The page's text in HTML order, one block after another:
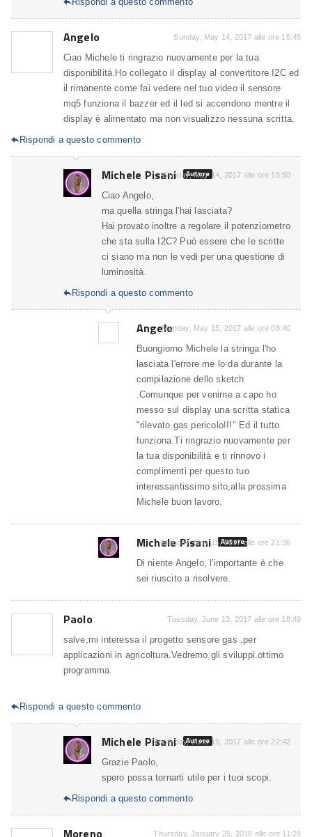
Angelo Sunday, May 14, 2017 alle ore 15:45
Ciao Michele ti ringrazio nuovamente per la tua
disponibilità.Ho collegato il display al convertitore I2C ed
il rimanente come fai vedere nel tuo video il sensore
mq5 funziona il bazzer ed il led si accendono mentre il
display è alimentato ma non visualizzo nessuna scritta.
Rispondi a questo commento
Michele Pisani Autore
Sunday, May 14, 2017 alle ore 15:50
Ciao Angelo,
ma quella stringa l'hai lasciata?
Hai provato inoltre a regolare il potenziometro
che sta sulla I2C? Può essere che le scritte
ci siano ma non le vedi per una questione di
luminosità.
Rispondi a questo commento
AngeloMonday, May 15, 2017 alle ore 08:40
Buongiorno Michele la stringa l'ho
lasciata l'errore me lo da durante la
compilazione dello sketch
.Comunque per venirne a capo ho
messo sul display una scritta statica
"rilevato gas pericolo!!!" Ed il tutto
funziona.Ti ringrazio nuovamente per
la tua disponibilità e ti rinnovo i
complimenti per questo tuo
interessantissimo sito,alla prossima
Michele buon lavoro.
Michele Pisani Autore
Monday, May 15, 2017 alle ore 21:36
Di niente Angelo, l'importante è che
sei riuscito a risolvere.
Paolo Tuesday, June 13, 2017 alle ore 18:49
salve,mi interessa il progetto sensore gas ,per
applicazioni in agricoltura.Vedremo gli sviluppi.ottimo
programma.
Rispondi a questo commento
Michele Pisani Autore
Thursday, June 15, 2017 alle ore 22:42
Grazie Paolo,
spero possa tornarti utile per i tuoi scopi.
Rispondi a questo commento
Moreno Thursday, January 25, 2018 alle ore 11:29